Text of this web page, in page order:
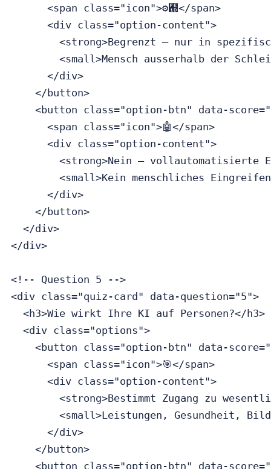
      <span class="icon">⚙︝</span>
      <div class="option-content">
<strong>Begrenzt — nur in
<small>Mensch ausserhalb der
      </div>
    </button>
<button class="option-btn" data-
      <span class="icon">🤖</span>
      <div class="option-content">
<strong>Nein — vollautomatisierte
<small>Kein menschliches
      </div>
    </button>
  </div>
</div>
<!-- Question 5 -->
<div class="quiz-card" data-question="5">
  <h3>Wie wirkt Ihre KI auf Personen?</h3>
  <div class="options">
<button class="option-btn" data-
      <span class="icon">🎯</span>
      <div class="option-content">
<strong>Bestimmt Zugang zu
<small>Leistungen, Gesundheit,
      </div>
    </button>
<button class="option-btn" data-